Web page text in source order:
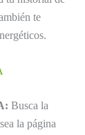
te
Busca la
la página